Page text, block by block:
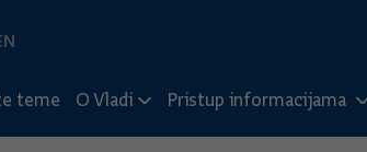
teme O Vladi Pristup informacijama